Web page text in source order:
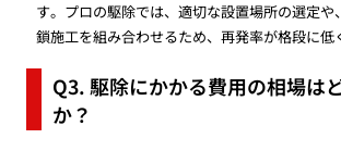
す。プロの駆除では、適切な設置場所の選定
鎖施工を組み合わせるため、再発率が格段に低
Q3. 駆除にかかる費用の相場は
か？